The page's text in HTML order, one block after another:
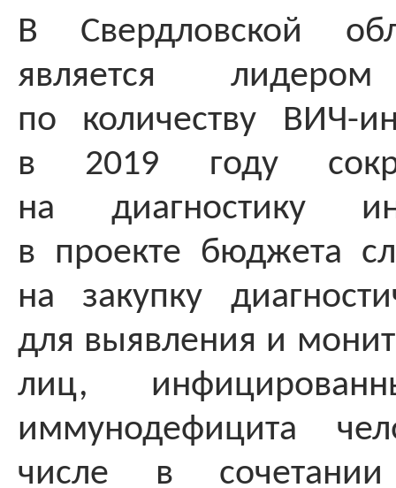
В Свердловской
является
по количеству ВИЧ-
в 2019 году
на диагностику
в проекте бюджета
на закупку
для выявления и
лиц,
иммунодефицита
числе в